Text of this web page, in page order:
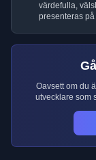
värdefulla,
presenteras
Oavsett om du
utvecklare som